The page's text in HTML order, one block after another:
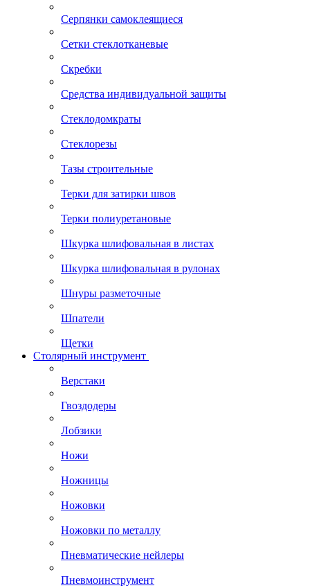
Серпянки самоклеящиеся
Сетки стеклотканевые
Скребки
Средства индивидуальной защиты
Стеклодомкраты
Стеклорезы
Тазы строительные
Терки для затирки швов
Терки полиуретановые
Шкурка шлифовальная в листах
Шкурка шлифовальная в рулонах
Шнуры разметочные
Шпатели
Щетки
Столярный инструмент
Верстаки
Гвоздодеры
Лобзики
Ножи
Ножницы
Ножовки
Ножовки по металлу
Пневматические нейлеры
Пневмоинструмент